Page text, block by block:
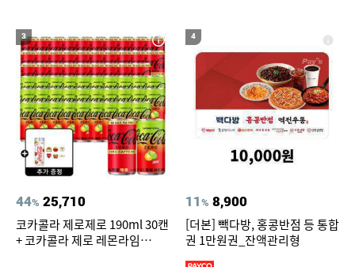
3
44% 25,710
코카콜라 제로제로 190ml 30캔
+ 코카콜라 제로 레몬라임
4
11% 8,900
[더본] 빽다방, 홍콩반점 등 통합
권 1만원권_잔액관리형